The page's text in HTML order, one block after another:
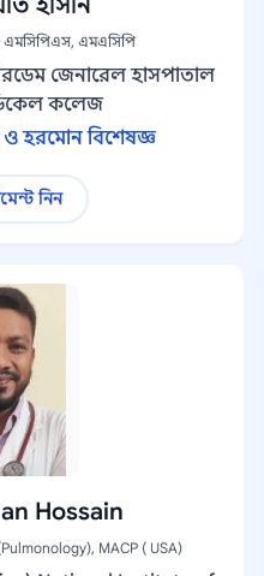
এমএসিপি
জেনারেল হাসপাতাল
কলেজ
ও হরমোন বিশেষজ্ঞ
নিন
Hossain
MACP ( USA)